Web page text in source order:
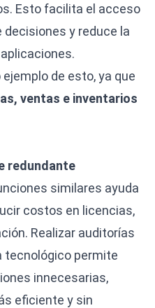
Esto facilita el acceso
decisiones y reduce la
de esto, ya que
ventas e inventarios
redundante
similares ayuda
costos en licencias,
Realizar auditorías
tecnológico permite
innecesarias,
eficiente y sin